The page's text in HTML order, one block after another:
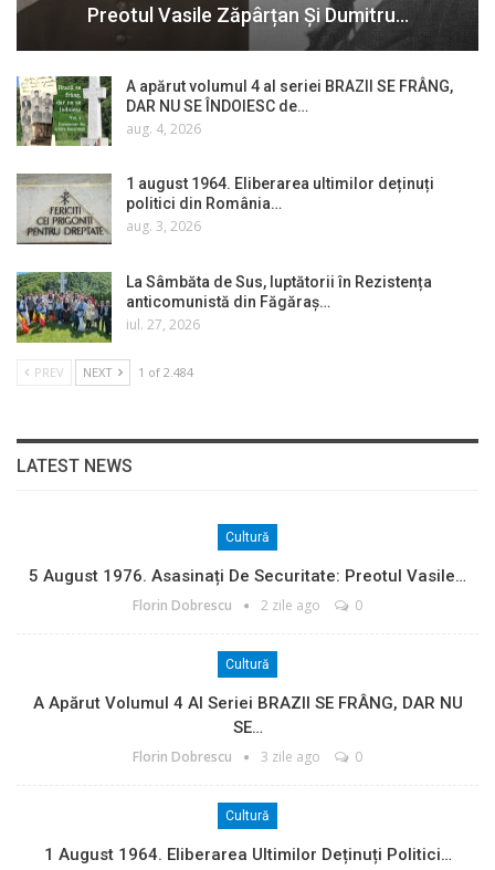
Preotul Vasile Zăpârțan Și Dumitru…
A apărut volumul 4 al seriei BRAZII SE FRÂNG,
DAR NU SE ÎNDOIESC de…
aug. 4, 2026
1 august 1964. Eliberarea ultimilor deținuți
politici din România…
aug. 3, 2026
La Sâmbăta de Sus, luptătorii în Rezistența
anticomunistă din Făgăraș…
iul. 27, 2026
PREV NEXT 1 of 2.484
LATEST NEWS
Cultură
5 August 1976. Asasinați De Securitate: Preotul Vasile…
Florin Dobrescu 2 zile ago 0
Cultură
A Apărut Volumul 4 Al Seriei BRAZII SE FRÂNG, DAR NU
SE…
Florin Dobrescu 3 zile ago 0
Cultură
1 August 1964. Eliberarea Ultimilor Deținuți Politici…